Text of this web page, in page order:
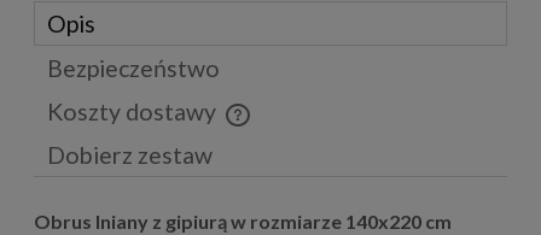
Opis
Bezpieczeństwo
Koszty dostawy
Cena nie zawiera ewentualnych kosztów płatności
Dobierz zestaw
Obrus lniany z gipiurą w rozmiarze 140x220 cm